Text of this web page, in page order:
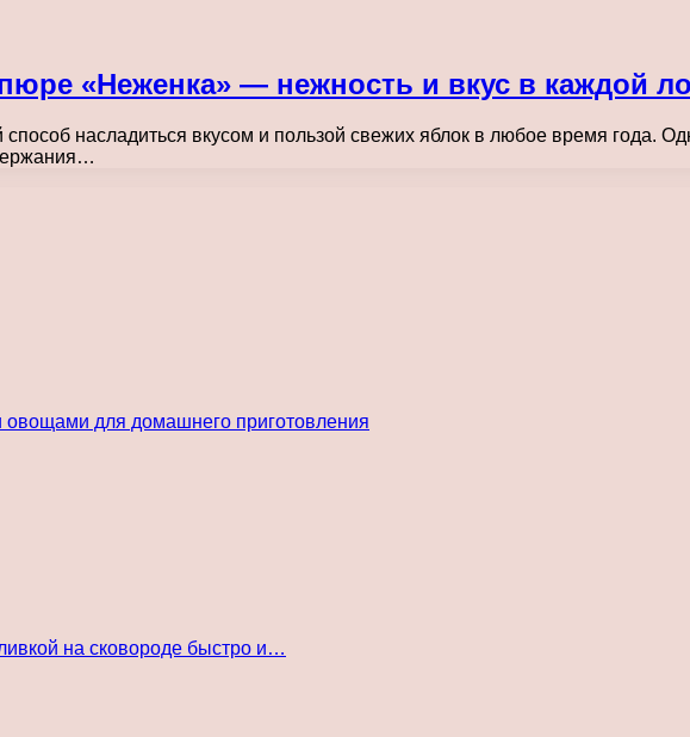
«Неженка» — нежность и вкус в каждой
насладиться вкусом и пользой свежих яблок в любое время года.
овощами для домашнего приготовления
на сковороде быстро и…